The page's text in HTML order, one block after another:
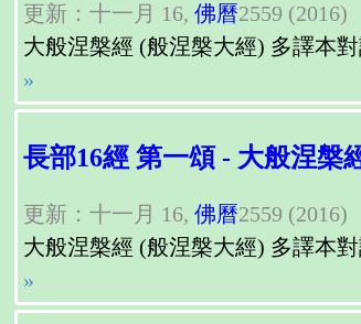
更新：十一月 16, 佛曆2559 (2016)
大般涅槃經 (般涅槃大經) 多譯本對
»
長部16經 第一頌 - 大般涅槃
更新：十一月 16, 佛曆2559 (2016)
大般涅槃經 (般涅槃大經) 多譯本對
»